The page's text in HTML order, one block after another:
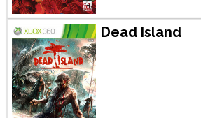
Dead Island